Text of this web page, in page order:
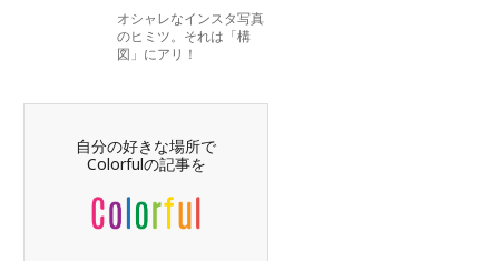
オシャレなインスタ写真
のヒミツ。それは「構
図」にアリ！
自分の好きな場所で
Colorfulの記事を